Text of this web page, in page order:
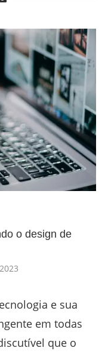
o design de
e sua
em todas
que o